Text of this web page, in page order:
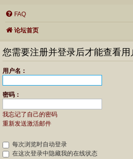
FAQ
论坛首页
您需要注册并登录后才能查看用
用户名：
密码：
我忘记了自己的密码
重新发送激活邮件
每次浏览时自动登录
在这次登录中隐藏我的在线状态